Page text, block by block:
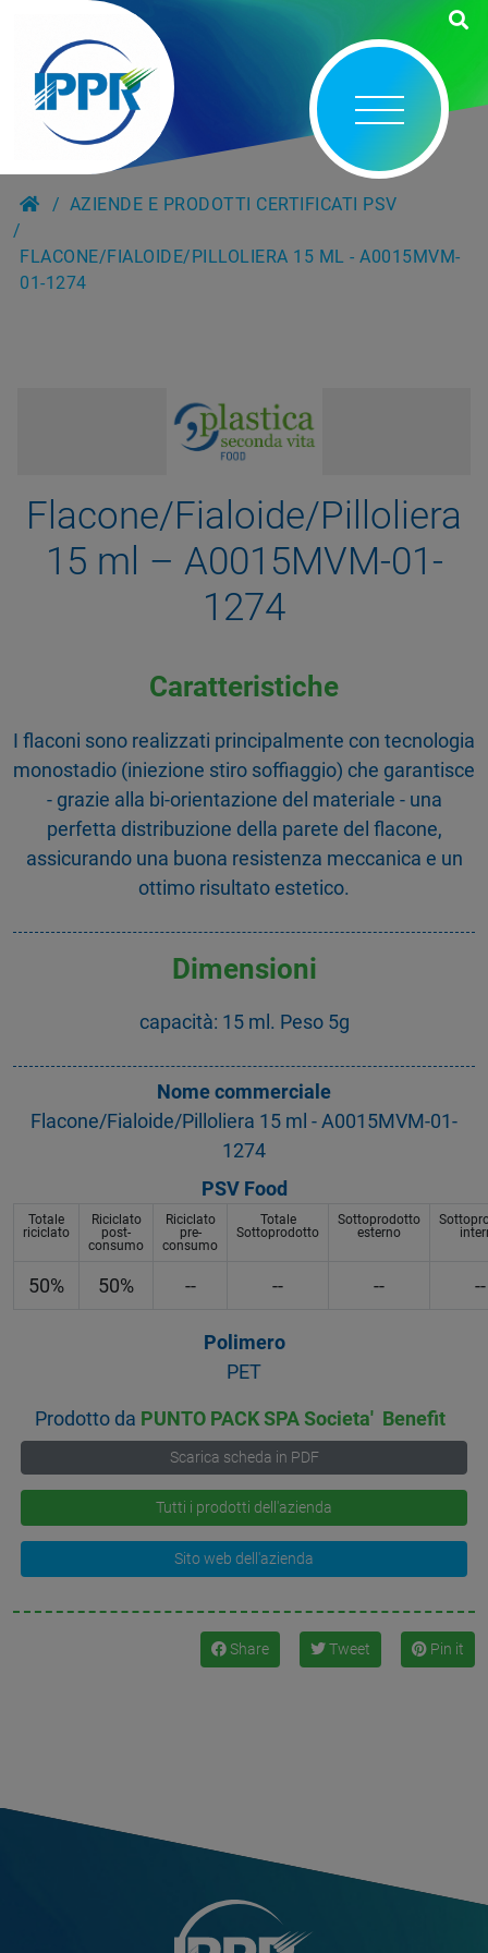
AZIENDE E PRODOTTI CERTIFICATI PSV
FLACONE/FIALOIDE/PILLOLIERA 15 ML - A0015MVM-
01-1274
Flacone/Fialoide/Pilloliera
15 ml – A0015MVM-01-
1274
Caratteristiche
I flaconi sono realizzati principalmente con tecnologia
monostadio (iniezione stiro soffiaggio) che garantisce
- grazie alla bi-orientazione del materiale - una
perfetta distribuzione della parete del flacone,
assicurando una buona resistenza meccanica e un
ottimo risultato estetico.
Dimensioni
capacità: 15 ml. Peso 5g
Nome commerciale
Flacone/Fialoide/Pilloliera 15 ml - A0015MVM-01-
1274
PSV Food
Totale
riciclato
Riciclato
post-
consumo
Riciclato
pre-
consumo
Totale
Sottoprodotto
Sottoprodotto
esterno
50% 50% -- -- -- --
Polimero
PET
Prodotto da PUNTO PACK SPA Societa' Benefit
Scarica scheda in PDF
Tutti i prodotti dell'azienda
Sito web dell'azienda
Share Tweet Pin it